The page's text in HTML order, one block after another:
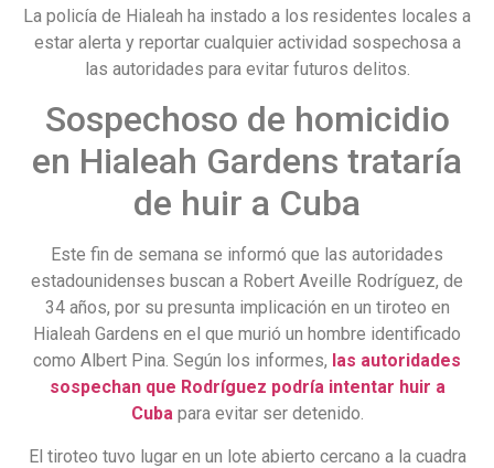
La policía de Hialeah ha instado a los residentes locales a
estar alerta y reportar cualquier actividad sospechosa a
las autoridades para evitar futuros delitos.
Sospechoso de homicidio
en Hialeah Gardens trataría
de huir a Cuba
Este fin de semana se informó que las autoridades
estadounidenses buscan a Robert Aveille Rodríguez, de
34 años, por su presunta implicación en un tiroteo en
Hialeah Gardens en el que murió un hombre identificado
como Albert Pina. Según los informes, las autoridades
sospechan que Rodríguez podría intentar huir a
Cuba para evitar ser detenido.
El tiroteo tuvo lugar en un lote abierto cercano a la cuadra